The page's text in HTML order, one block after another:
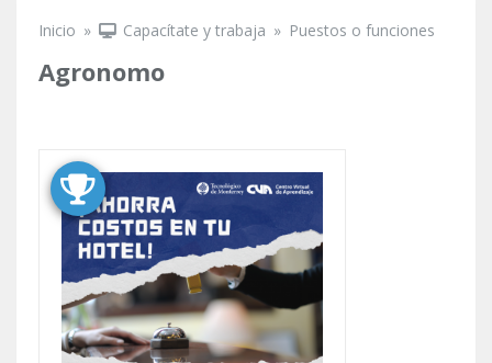
Inicio » Capacítate y trabaja » Puestos o funciones
Agronomo